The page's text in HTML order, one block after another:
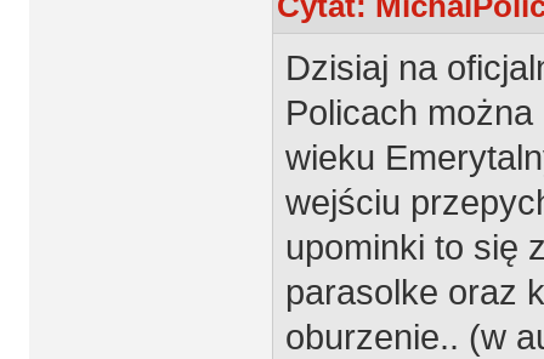
Dzisiaj na
Policach
wieku
wejściu
upominki to się
parasolke oraz
oburzenie.. (w